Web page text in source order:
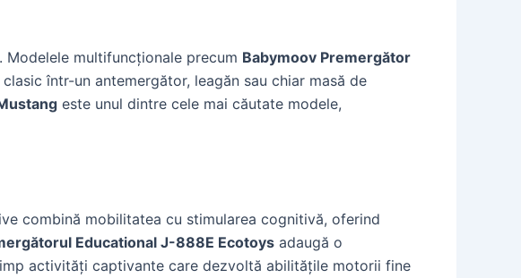
multifuncționale precum Babymoov Premergător
într-un antemergător, leagăn sau chiar masă de
este unul dintre cele mai căutate modele,
combină mobilitatea cu stimularea cognitivă, oferind
Educational J-888E Ecotoys adaugă o
activități captivante care dezvoltă abilitățile motorii fine